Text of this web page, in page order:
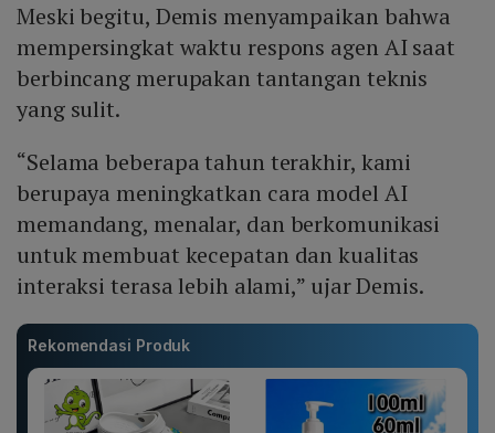
Meski begitu, Demis menyampaikan bahwa
mempersingkat waktu respons agen AI saat
berbincang merupakan tantangan teknis
yang sulit.
“Selama beberapa tahun terakhir, kami
berupaya meningkatkan cara model AI
memandang, menalar, dan berkomunikasi
untuk membuat kecepatan dan kualitas
interaksi terasa lebih alami,” ujar Demis.
Rekomendasi Produk